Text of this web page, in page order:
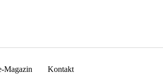
Magazin Kontakt